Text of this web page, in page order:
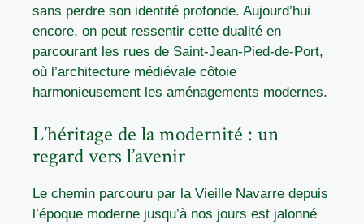
sans perdre son identité profonde. Aujourd’hui
encore, on peut ressentir cette dualité en
parcourant les rues de Saint-Jean-Pied-de-Port,
où l’architecture médiévale côtoie
harmonieusement les aménagements modernes.
L’héritage de la modernité : un
regard vers l’avenir
Le chemin parcouru par la Vieille Navarre depuis
l’époque moderne jusqu’à nos jours est jalonné